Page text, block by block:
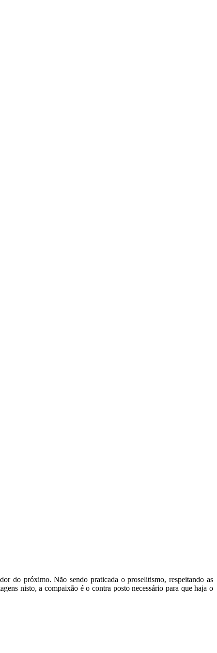
do próximo. Não sendo praticada o proselitismo, respeitando as
nisto, a compaixão é o contra posto necessário para que haja o